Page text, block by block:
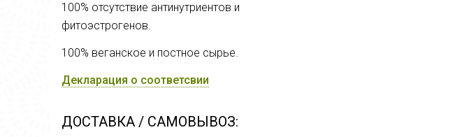
100% отсутствие антинутриентов и
фитоэстрогенов.
100% веганское и постное сырье.
Декларация о соответсвии
ДОСТАВКА / САМОВЫВОЗ: